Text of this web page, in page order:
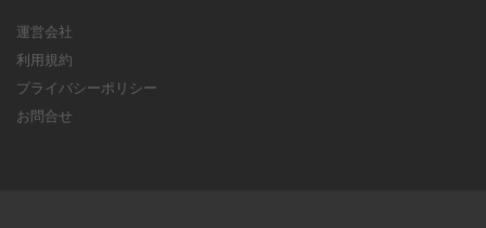
運営会社
利用規約
プライバシーポリシー
お問合せ